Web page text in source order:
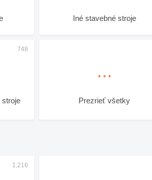
Iné stavebné stroje
stroje Prezrieť všetky